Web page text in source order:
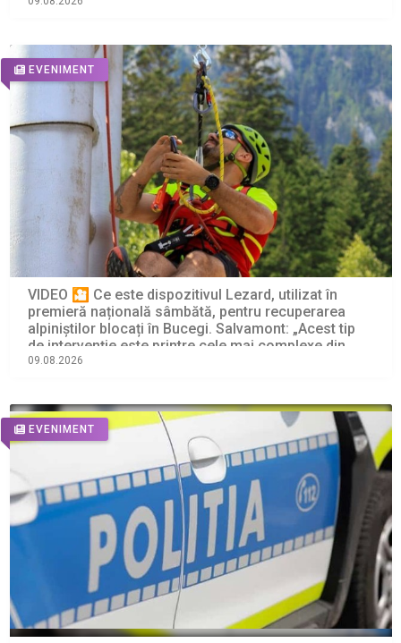
EVENIMENT
VIDEO 🎦 Ce este dispozitivul Lezard, utilizat în
premieră națională sâmbătă, pentru recuperarea
alpiniștilor blocați în Bucegi. Salvamont: „Acest tip
de intervenție este printre cele mai complexe din
salvarea montană”
09.08.2026
EVENIMENT